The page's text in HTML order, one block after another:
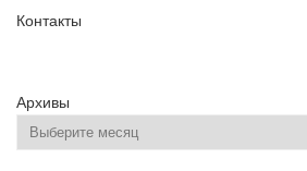
Контакты
Архивы